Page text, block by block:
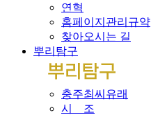
연혁
홈페이지관리규약
찾아오시는 길
뿌리탐구
충주최씨유래
시 조